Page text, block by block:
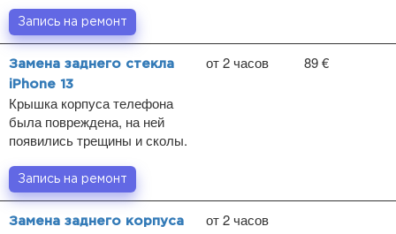
Запись на ремонт
Замена заднего стекла
iPhone 13
Крышка корпуса телефона
была повреждена, на ней
появились трещины и сколы.
от 2 часов 89 €
Запись на ремонт
Замена заднего корпуса
от 2 часов